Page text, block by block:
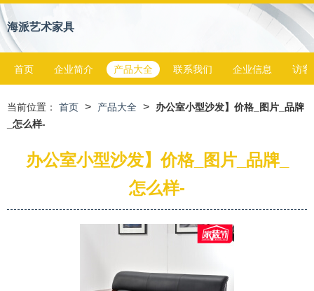
海派艺术家具
首页 企业简介 产品大全 联系我们 企业信息 访客
当前位置： 首页 > 产品大全 >
办公室小型沙发】价格_图片_品牌
_怎么样-
办公室小型沙发】价格_图片_品牌_
怎么样-